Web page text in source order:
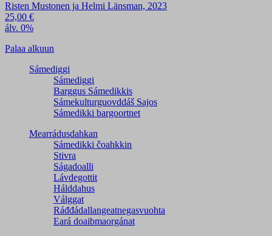
Risten Mustonen ja Helmi Länsman, 2023
25,00 €
álv. 0%
Palaa alkuun
Sámediggi
Sámediggi
Barggus Sámedikkis
Sámekulturguovddáš Sajos
Sámedikki bargoortnet
Mearrádusdahkan
Sámedikki čoahkkin
Stivra
Ságadoalli
Lávdegottit
Hálddahus
Válggat
Ráđđádallangeatnegas­vuohta
Eará doaibmaorgánat